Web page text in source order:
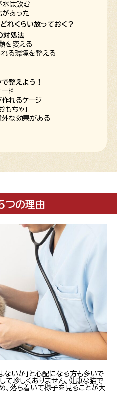
水は飲む
があった
れくらい放っておく？
対処法
を変える
る環境を整える
で整えよう！
ド
れるケージ
もちゃ」
外な効果がある
つの理由
ないか」と心配になる方も多いで
て珍しくありません。健康な猫で
、落ち着いて様子を見ることが大